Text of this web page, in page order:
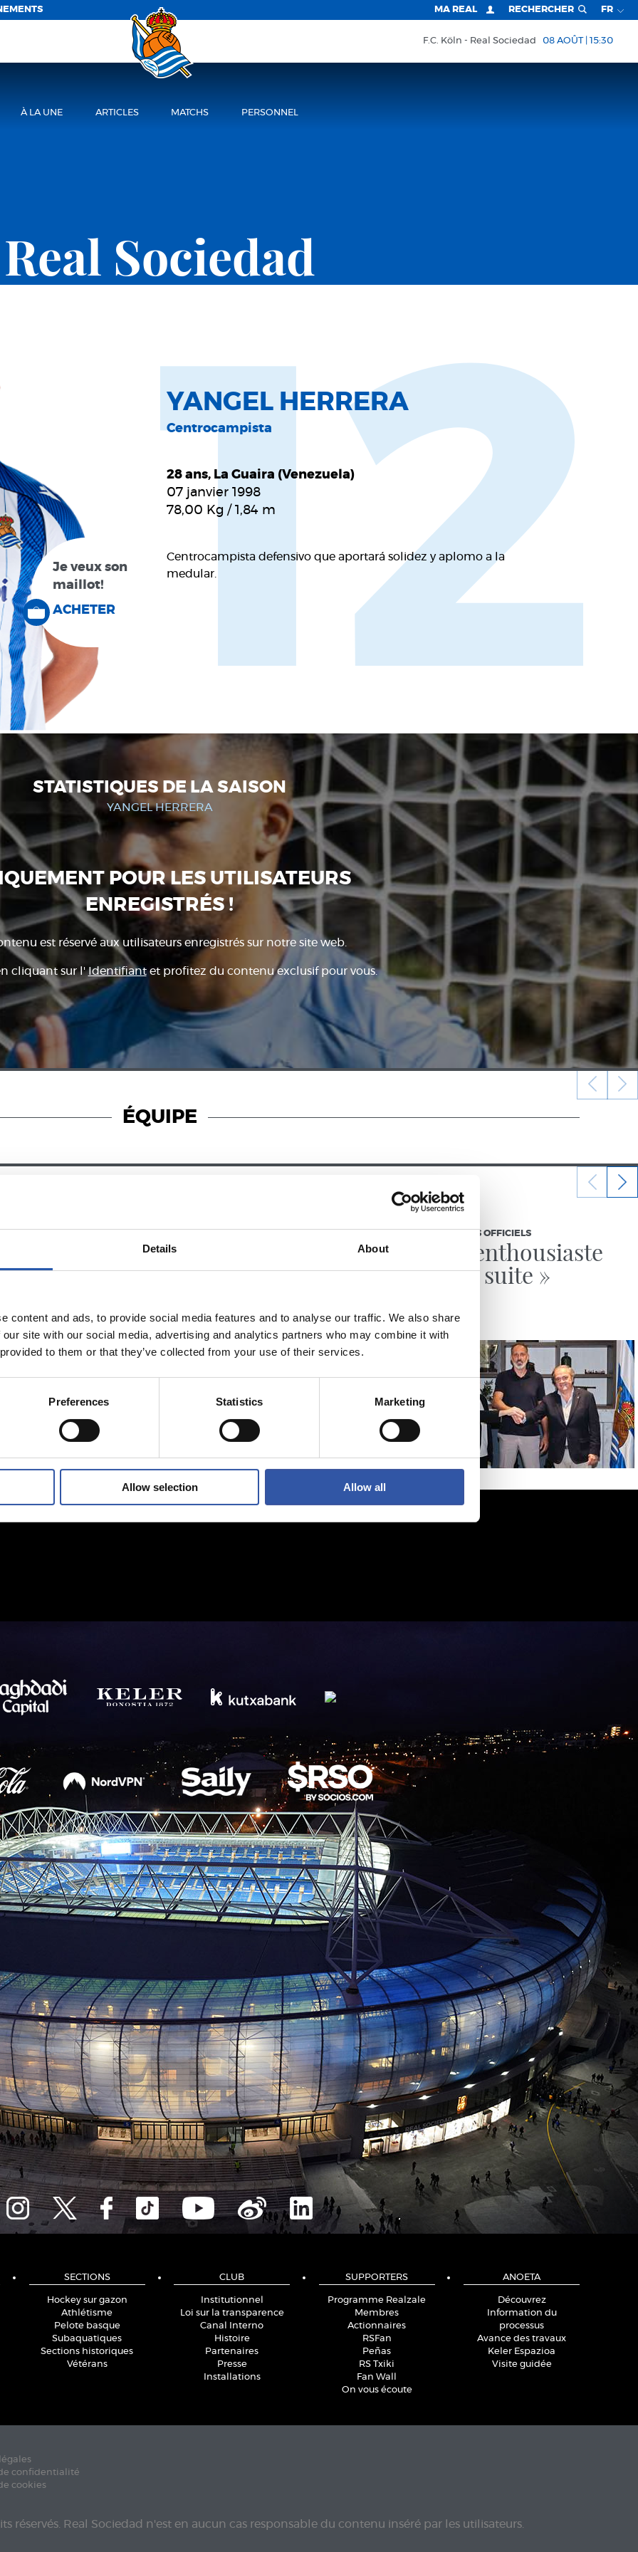
Details About
content and ads, to provide social media features and to analyse our traffic. We also share
site with our social media, advertising and analytics partners who may combine it with
to them or that they’ve collected from your use of their services.
Preferences Statistics Marketing
Allow selection Allow all
MA REAL RECHERCHER FR
F.C. Köln Real Sociedad 08 AOÛT | 15:30
À LA UNE ARTICLES MATCHS PERSONNEL
Real Sociedad
Je veux son
maillot!
ACHETER
YANGEL HERRERA
Centrocampista
28 ans, La Guaira (Venezuela)
07 janvier 1998
78,00 Kg / 1,84 m
Centrocampista defensivo que aportará solidez y aplomo a la
medular.
12
STATISTIQUES DE LA SAISON
YANGEL HERRERA
POUR LES UTILISATEURS
ENREGISTRÉS !
est réservé aux utilisateurs enregistrés sur notre site web.
cliquant sur l'Identifiantet profitez du contenu exclusif pour vous.
ÉQUIPE
avec
Matarazzo
Verrouillé
07/07/2026
COMMUNIQUÉS OFFICIELS
« Très enthousiaste
pour la suite »
SECTIONS
Hockey sur gazon
Athlétisme
Pelote basque
Subaquatiques
Sections historiques
Vétérans
CLUB
Institutionnel
Loi sur la transparence
Canal Interno
Histoire
Partenaires
Presse
Installations
SUPPORTERS
Programme Realzale
Membres
Actionnaires
RSFan
Peñas
RS Txiki
Fan Wall
On vous écoute
ANOETA
Découvrez
Information du
processus
Avance des travaux
Keler Espazioa
Visite guidée
confidentialité
cookies
réservés. Real Sociedad n'est en aucun cas responsable du contenu inséré par les utilisateurs.